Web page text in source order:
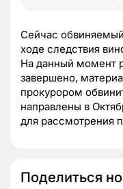
Сейчас
ходе следствия
На данный момент
завершено,
прокурором
направлены в
для рассмотрения
Поделиться